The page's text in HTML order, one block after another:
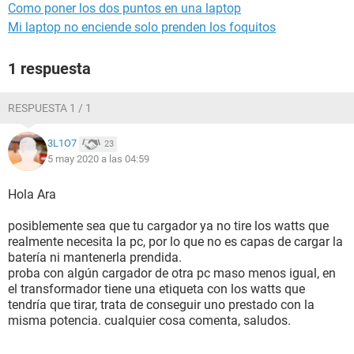
Como poner los dos puntos en una laptop
Mi laptop no enciende solo prenden los foquitos
1 respuesta
RESPUESTA 1 / 1
3L1O7 23
5 may 2020 a las 04:59
Hola Ara
posiblemente sea que tu cargador ya no tire los watts que
realmente necesita la pc, por lo que no es capas de cargar la
batería ni mantenerla prendida.
proba con algún cargador de otra pc maso menos igual, en
el transformador tiene una etiqueta con los watts que
tendría que tirar, trata de conseguir uno prestado con la
misma potencia. cualquier cosa comenta, saludos.